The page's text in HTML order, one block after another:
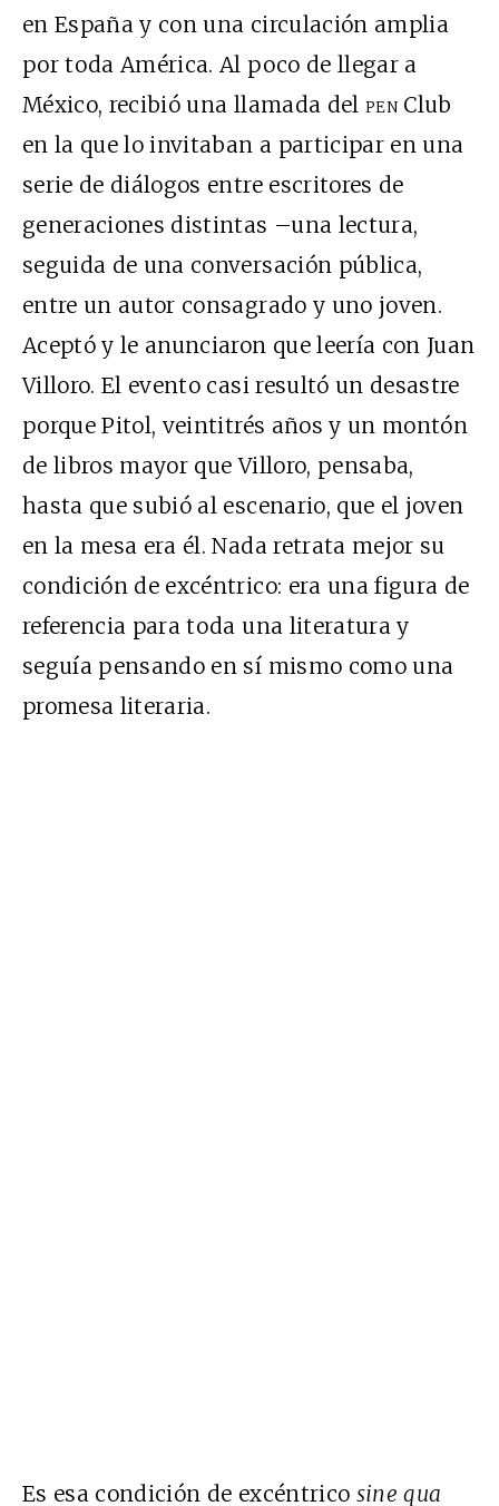
en España y con una circulación amplia
por toda América. Al poco de llegar a
México, recibió una llamada del penClub
en la que lo invitaban a participar en una
serie de diálogos entre escritores de
generaciones distintas –una lectura,
seguida de una conversación pública,
entre un autor consagrado y uno joven.
Aceptó y le anunciaron que leería con Juan
Villoro. El evento casi resultó un desastre
porque Pitol, veintitrés años y un montón
de libros mayor que Villoro, pensaba,
hasta que subió al escenario, que el joven
en la mesa era él. Nada retrata mejor su
condición de excéntrico: era una figura de
referencia para toda una literatura y
seguía pensando en sí mismo como una
promesa literaria.
Es esa condición de excéntrico sine qua